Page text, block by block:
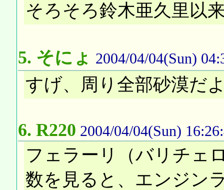
そろそろ鈴木亜久里以
5. そにょ 2004/04/04(Sun)
すげ、周り全部砂漠だ
6. R220 2004/04/04(Sun)
フェラーリ（バリチェ
数を見ると、エンジン